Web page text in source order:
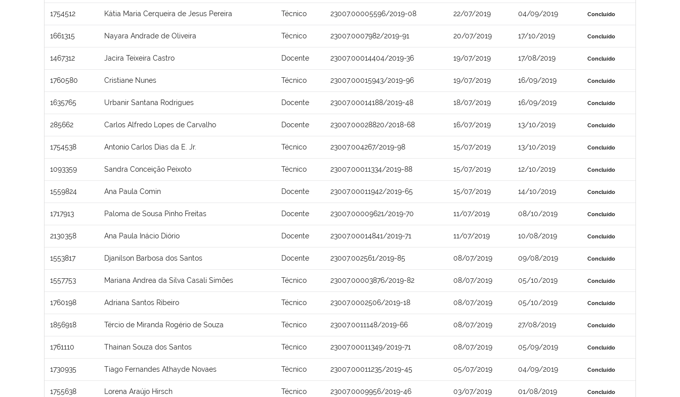
1754512 Kátia Maria Cerqueira de Jesus Pereira Técnico 23007.00005596/2019-08 22/07/2019 04/09/2019 Concluído
1661315 Nayara Andrade de Oliveira Técnico 23007.0007982/2019-91 20/07/2019 17/10/2019 Concluído
1467312 Jacira Teixeira Castro Docente 23007.00014404/2019-36 19/07/2019 17/08/2019 Concluído
1760580 Cristiane Nunes Técnico 23007.00015943/2019-96 19/07/2019 16/09/2019 Concluído
1635765 Urbanir Santana Rodrigues Docente 23007.00014188/2019-48 18/07/2019 16/09/2019 Concluído
285662 Carlos Alfredo Lopes de Carvalho Docente 23007.00028820/2018-68 16/07/2019 13/10/2019 Concluído
1754538 Antonio Carlos Dias da E. Jr. Técnico 23007.004267/2019-98 15/07/2019 13/10/2019 Concluído
1093359 Sandra Conceição Peixoto Técnico 23007.00011334/2019-88 15/07/2019 12/10/2019 Concluído
1559824 Ana Paula Comin Docente 23007.00011942/2019-65 15/07/2019 14/10/2019 Concluído
1717913 Paloma de Sousa Pinho Freitas Docente 23007.00009621/2019-70 11/07/2019 08/10/2019 Concluído
2130358 Ana Paula Inácio Diório Docente 23007.00014841/2019-71 11/07/2019 10/08/2019 Concluído
1553817 Djanilson Barbosa dos Santos Docente 23007.002561/2019-85 08/07/2019 09/08/2019 Concluído
1557753 Mariana Andrea da Silva Casali Simões Técnico 23007.00003876/2019-82 08/07/2019 05/10/2019 Concluído
1760198 Adriana Santos Ribeiro Técnico 23007.0002506/2019-18 08/07/2019 05/10/2019 Concluído
1856918 Tércio de Miranda Rogério de Souza Técnico 23007.0011148/2019-66 08/07/2019 27/08/2019 Concluído
1761110 Thainan Souza dos Santos Técnico 23007.00011349/2019-71 08/07/2019 05/09/2019 Concluído
1730935 Tiago Fernandes Athayde Novaes Técnico 23007.00011235/2019-45 05/07/2019 04/09/2019 Concluído
1755638 Lorena Araújo Hirsch Técnico 23007.0009956/2019-46 03/07/2019 01/08/2019 Concluído